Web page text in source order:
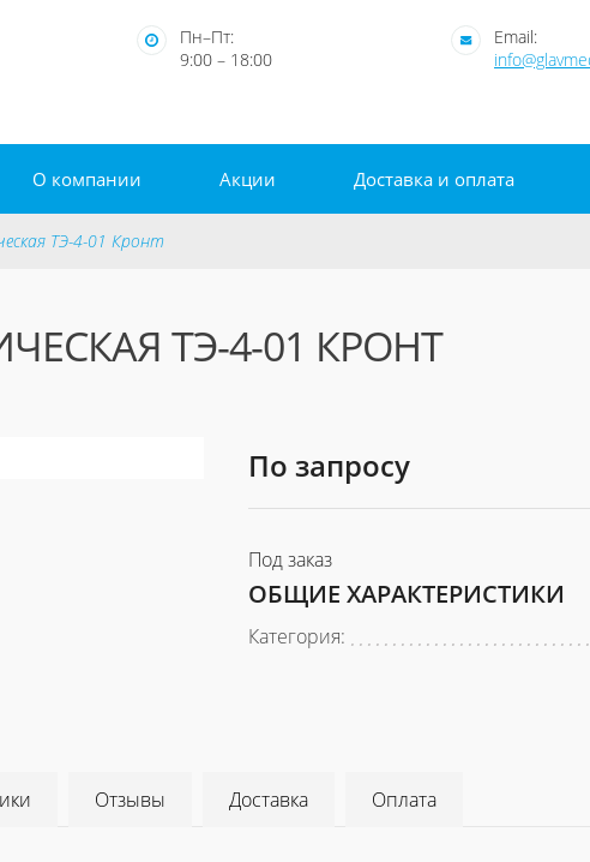
Пн–Пт:
9:00 – 18:00
Email:
О компании Акции Доставка и оплата
ТЭ-4-01 Кронт
ТЭ-4-01 КРОНТ
По запросу
Под заказ
ОБЩИЕ ХАРАКТЕРИСТИКИ
Категория:
Отзывы Доставка Оплата